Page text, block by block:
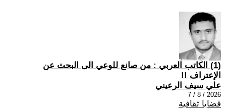
(1) الكاتب العربي : من صانع للوعي الى البحث عن
الإعتراف !!
علي سيف الرعيني
2026 / 8 / 7
قضايا ثقافية